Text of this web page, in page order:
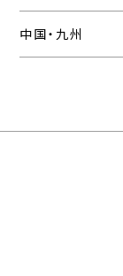
中国・九州